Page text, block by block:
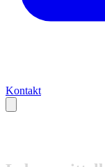
Kontakt